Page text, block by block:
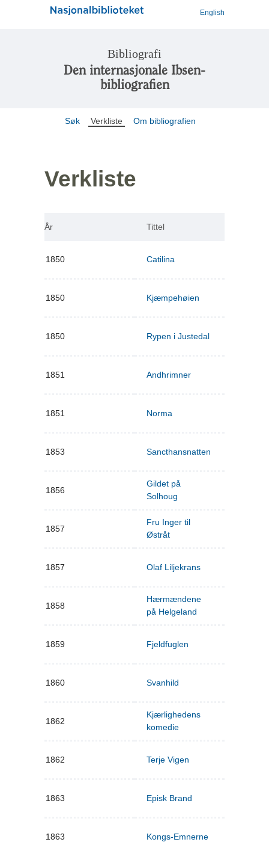
English
Bibliografi
Den internasjonale Ibsen-
bibliografien
Søk Verkliste Om bibliografien
Verkliste
År Tittel
1850 Catilina
1850 Kjæmpehøien
1850 Rypen i Justedal
1851 Andhrimner
1851 Norma
1853 Sancthansnatten
1856
Gildet på
Solhoug
1857
Fru Inger til
Østråt
1857 Olaf Liljekrans
1858
Hærmændene
på Helgeland
1859 Fjeldfuglen
1860 Svanhild
1862
Kjærlighedens
komedie
1862 Terje Vigen
1863 Episk Brand
1863 Kongs-Emnerne